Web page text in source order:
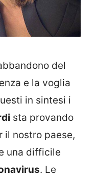
del
e la voglia
in sintesi i
sta provando
nostro paese,
una difficile
. Le